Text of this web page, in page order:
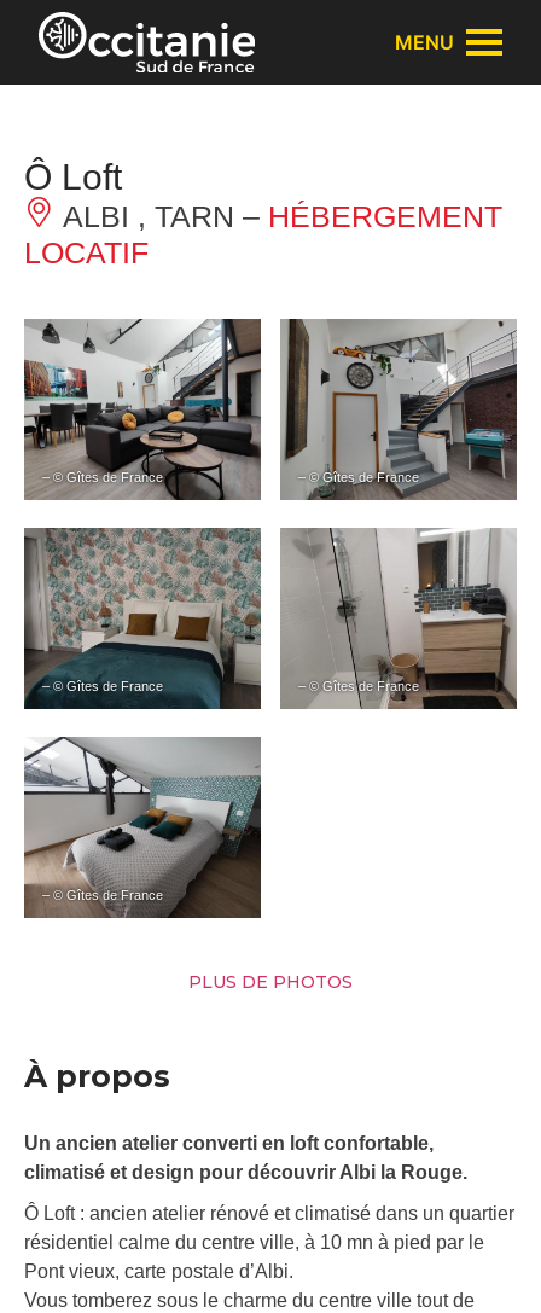
Panneau de gestion des cookies
MENU
Ô Loft
ALBI , TARN – HÉBERGEMENT
LOCATIF
– © Gîtes de France – © Gîtes de France
– © Gîtes de France – © Gîtes de France
– © Gîtes de France
PLUS DE PHOTOS
À propos
Un ancien atelier converti en loft confortable,
climatisé et design pour découvrir Albi la Rouge.
Ô Loft : ancien atelier rénové et climatisé dans un quartier
résidentiel calme du centre ville, à 10 mn à pied par le
Pont vieux, carte postale d’Albi.
Vous tomberez sous le charme du centre ville tout de